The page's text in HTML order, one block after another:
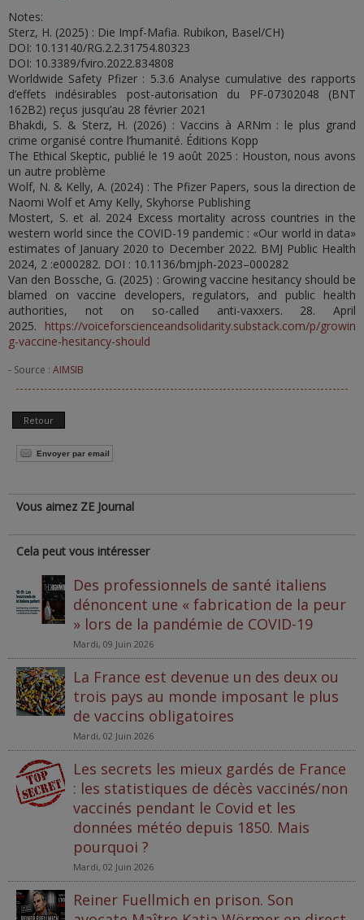
Notes:
Sterz, H. (2025) : Die Impf-Mafia. Rubikon, Basel/CH)
DOI: 10.13140/RG.2.2.31754.80323
DOI: 10.3389/fviro.2022.834808
Worldwide Safety Pfizer : 5.3.6 Analyse cumulative des rapports
d’effets indésirables post-autorisation du PF-07302048 (BNT
162B2) reçus jusqu’au 28 février 2021
Bhakdi, S. & Sterz, H. (2026) : Vaccins à ARNm : le plus grand
crime organisé contre l’humanité. Éditions Kopp
The Ethical Skeptic, publié le 19 août 2025 : Houston, nous avons
un autre problème
Wolf, N. & Kelly, A. (2024) : The Pfizer Papers, sous la direction de
Naomi Wolf et Amy Kelly, Skyhorse Publishing
Mostert, S. et al. 2024 Excess mortality across countries in the
western world since the COVID-19 pandemic : «Our world in data»
estimates of January 2020 to December 2022. BMJ Public Health
2024, 2 :e000282. DOI : 10.1136/bmjph-2023–000282
Van den Bossche, G. (2025) : Growing vaccine hesitancy should be
blamed on vaccine developers, regulators, and public health
authorities, not on so-called anti-vaxxers. 28. April
2025. https://voiceforscienceandsolidarity.substack.com/p/growin
g-vaccine-hesitancy-should
- Source : AIMSIB
Retour
Envoyer par email
Vous aimez ZE Journal
Cela peut vous intéresser
Des professionnels de santé italiens
dénoncent une « fabrication de la peur
» lors de la pandémie de COVID-19
Mardi, 09 Juin 2026
La France est devenue un des deux ou
trois pays au monde imposant le plus
de vaccins obligatoires
Mardi, 02 Juin 2026
Les secrets les mieux gardés de France
: les statistiques de décès vaccinés/non
vaccinés pendant le Covid et les
données météo depuis 1850. Mais
pourquoi ?
Mardi, 02 Juin 2026
Reiner Fuellmich en prison. Son